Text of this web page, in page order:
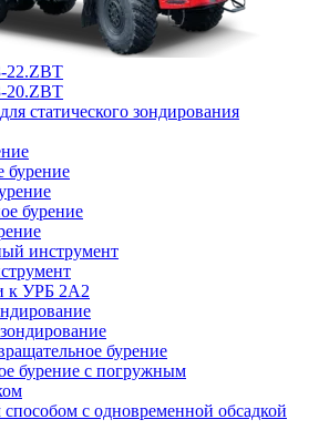
22.ZBT
20.ZBT
статического зондирования
бурение
бурение
инструмент
к УРБ 2А2
бурение
бурение с погружным
с одновременной обсадкой